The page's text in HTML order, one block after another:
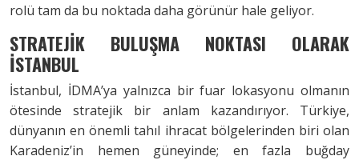
rolü tam da bu noktada daha görünür hale geliyor.
STRATEJİK BULUŞMA NOKTASI OLARAK
İSTANBUL
İstanbul, İDMA’ya yalnızca bir fuar lokasyonu olmanın
ötesinde stratejik bir anlam kazandırıyor. Türkiye,
dünyanın en önemli tahıl ihracat bölgelerinden biri olan
Karadeniz’in hemen güneyinde; en fazla buğday